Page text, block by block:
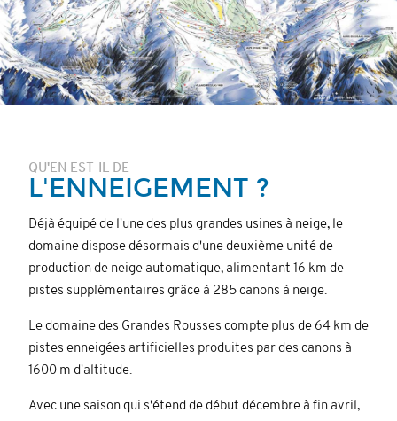
QU'EN EST-IL DE
L'ENNEIGEMENT ?
Déjà équipé de l'une des plus grandes usines à neige, le
domaine dispose désormais d'une deuxième unité de
production de neige automatique, alimentant 16 km de
pistes supplémentaires grâce à 285 canons à neige.
Le domaine des Grandes Rousses compte plus de 64 km de
pistes enneigées artificielles produites par des canons à
1600 m d'altitude.
Avec une saison qui s'étend de début décembre à fin avril,